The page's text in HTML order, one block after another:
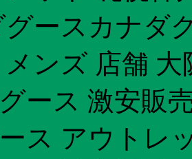
グースカナダ
ンズ 店舗
ース 激安販
ス アウトレ